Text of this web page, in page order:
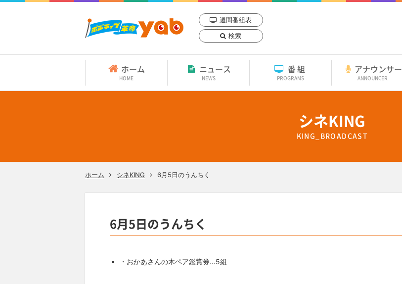
週間番組表
検索
ホーム
HOME
ニュース
NEWS
番組
PROGRAMS
アナウンサー
ANNOUNCER
シネKING
KING_BROADCAST
ホーム シネKING 6月5日のうんちく
6月5日のうんちく
・おかあさんの木ペア鑑賞券…5組